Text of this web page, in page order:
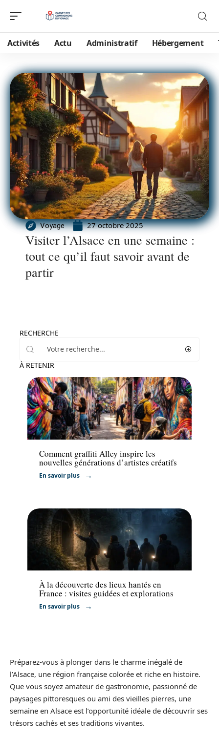
Activités Actu Administratif Hébergement
Voyage 27 octobre 2025
Visiter l’Alsace en une semaine :
tout ce qu’il faut savoir avant de
partir
RECHERCHE
À RETENIR
Activités
Comment graffiti Alley inspire les
nouvelles générations d’artistes créatifs
En savoir plus
Activités
À la découverte des lieux hantés en
France : visites guidées et explorations
En savoir plus
Préparez-vous à plonger dans le charme inégalé de
l’Alsace, une région française colorée et riche en histoire.
Que vous soyez amateur de gastronomie, passionné de
paysages pittoresques ou ami des vieilles pierres, une
semaine en Alsace est l’opportunité idéale de découvrir ses
trésors cachés et ses traditions vivantes.